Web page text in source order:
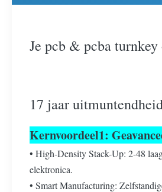
Je pcb & pcba turnkey
17 jaar
Kernvoordeel1:
• High-Density Stack-Up: 2-48
elektronica.
• Smart Manufacturing: